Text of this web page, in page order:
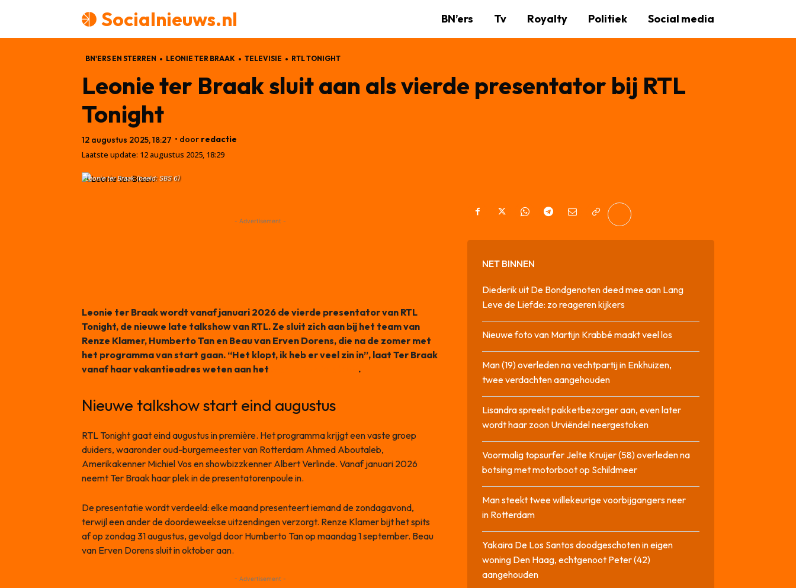
Socialnieuws.nl BN’ers Tv Royalty Politiek Social media
BN'ERS EN STERREN LEONIE TER BRAAK TELEVISIE RTL TONIGHT
Leonie ter Braak sluit aan als vierde presentator bij RTL
Tonight
12 augustus 2025, 18:27 • door redactie
Laatste update: 12 augustus 2025, 18:29
Leonie ter Braak (beeld: SBS 6)
- Advertisement -
Leonie ter Braak wordt vanaf januari 2026 de vierde presentator van RTL
Tonight, de nieuwe late talkshow van RTL. Ze sluit zich aan bij het team van
Renze Klamer, Humberto Tan en Beau van Erven Dorens, die na de zomer met
het programma van start gaan. “Het klopt, ik heb er veel zin in”, laat Ter Braak
vanaf haar vakantieadres weten aan het
.
Nieuwe talkshow start eind augustus
RTL Tonight gaat eind augustus in première. Het programma krijgt een vaste groep
duiders, waaronder oud-burgemeester van Rotterdam Ahmed Aboutaleb,
Amerikakenner Michiel Vos en showbizzkenner Albert Verlinde. Vanaf januari 2026
neemt Ter Braak haar plek in de presentatorenpoule in.
De presentatie wordt verdeeld: elke maand presenteert iemand de zondagavond,
terwijl een ander de doordeweekse uitzendingen verzorgt. Renze Klamer bijt het spits
af op zondag 31 augustus, gevolgd door Humberto Tan op maandag 1 september. Beau
van Erven Dorens sluit in oktober aan.
- Advertisement -
NET BINNEN
Diederik uit De Bondgenoten deed mee aan Lang
Leve de Liefde: zo reageren kijkers
Nieuwe foto van Martijn Krabbé maakt veel los
Man (19) overleden na vechtpartij in Enkhuizen,
twee verdachten aangehouden
Lisandra spreekt pakketbezorger aan, even later
wordt haar zoon Urviëndel neergestoken
Voormalig topsurfer Jelte Kruijer (58) overleden na
botsing met motorboot op Schildmeer
Man steekt twee willekeurige voorbijgangers neer
in Rotterdam
Yakaira De Los Santos doodgeschoten in eigen
woning Den Haag, echtgenoot Peter (42)
aangehouden